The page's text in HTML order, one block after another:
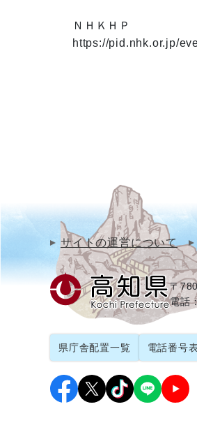
ＮＨＫＨＰ
サイトの運営について
〒
電話
県庁舎配置一覧 電話番号表